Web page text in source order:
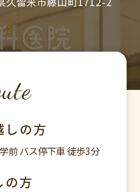
しの方
前 バス停下車 徒歩3分
の方